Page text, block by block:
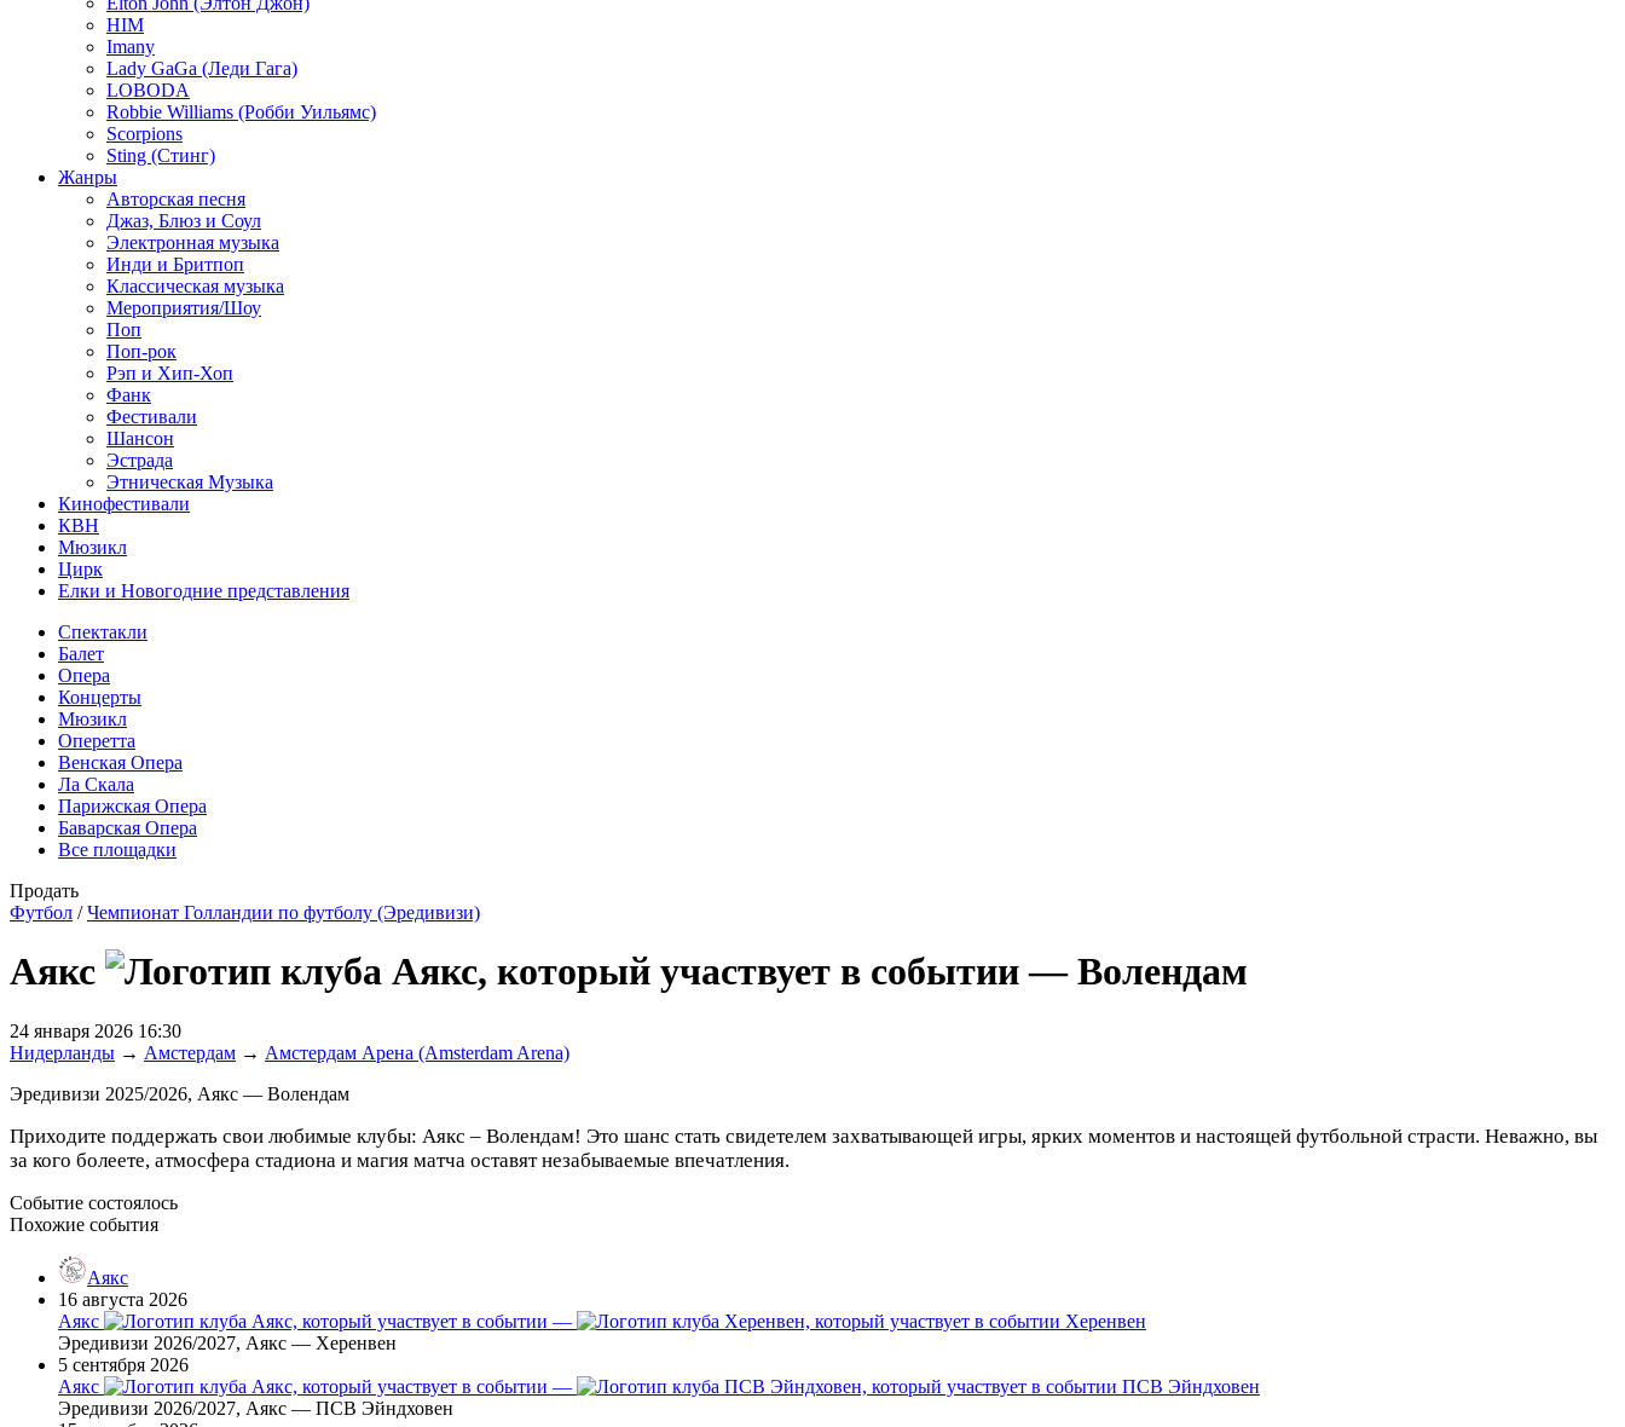
HIM
Imany
Lady GaGa (Леди Гага)
LOBODA
Robbie Williams (Робби Уильямс)
Scorpions
Sting (Стинг)
Жанры
Авторская песня
Джаз, Блюз и Соул
Электронная музыка
Инди и Бритпоп
Классическая музыка
Мероприятия/Шоу
Поп
Поп-рок
Рэп и Хип-Хоп
Фанк
Фестивали
Шансон
Эстрада
Этническая Музыка
Кинофестивали
КВН
Мюзикл
Цирк
Елки и Новогодние представления
Спектакли
Балет
Опера
Концерты
Мюзикл
Оперетта
Венская Опера
Ла Скала
Парижская Опера
Баварская Опера
Все площадки
Продать
Футбол /Чемпионат Голландии по футболу (Эредивизи)
Аякс — Волендам
24 января 2026 16:30
Нидерланды → Амстердам → Амстердам Арена (Amsterdam Arena)
Эредивизи 2025/2026, Аякс — Волендам
Приходите поддержать свои любимые клубы: Аякс – Волендам! Это шанс стать свидетелем захватывающей игры, ярких моментов и настоящей футбольной страсти. Неважно, вы
за кого болеете, атмосфера стадиона и магия матча оставят незабываемые впечатления.
Событие состоялось
Похожие события
Аякс
16 августа 2026
Аякс
—
Херенвен
Эредивизи 2026/2027, Аякс — Херенвен
5 сентября 2026
Аякс
—
ПСВ Эйндховен
Эредивизи 2026/2027, Аякс — ПСВ Эйндховен